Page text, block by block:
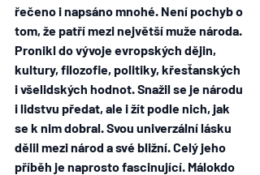
řečeno i napsáno mnohé. Není pochyb o
tom, že patří mezi největší muže národa.
Pronikl do vývoje evropských dějin,
kultury, filozofie, politiky, křesťanských
i všelidských hodnot. Snažil se je národu
i lidstvu předat, ale i žít podle nich, jak
se k nim dobral. Svou univerzální lásku
dělil mezi národ a své bližní. Celý jeho
příběh je naprosto fascinující. Málokdo